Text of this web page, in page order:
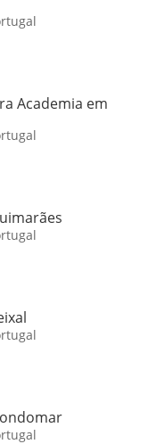
Academia em